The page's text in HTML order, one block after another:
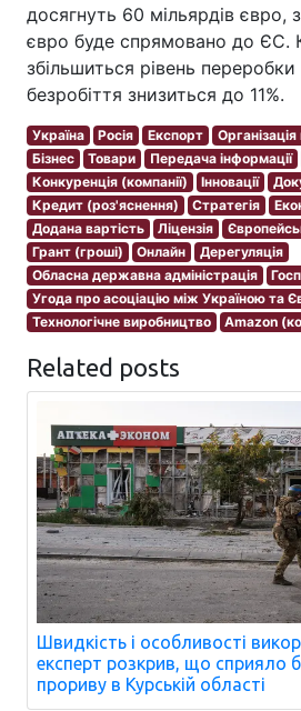
досягнуть 60 мільярдів євро,
євро буде спрямовано до ЄС.
збільшиться рівень переробки
безробіття знизиться до 11%.
Україна Росія Експорт
Бізнес
Товари Передача інформації
Конкуренція (компанії)
Інновації
Кредит (роз'яснення)
Стратегія
Додана вартість
Ліцензія
Грант (гроші)
Онлайн
Дерегуляція
Обласна державна адміністрація
Угода про асоціацію між Україною та
Технологічне виробництво
Amazon
Related posts
Швидкість і особливості
експерт розкрив, що сприяло
прориву в Курській області